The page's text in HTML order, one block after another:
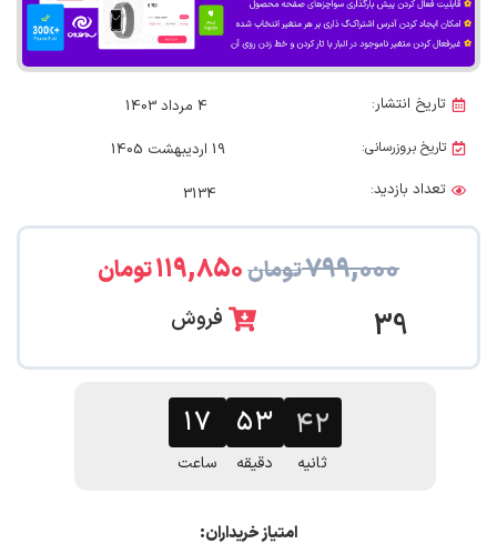
تاریخ انتشار: 4 مرداد 1403
تاریخ بروزرسانی:
19 اردیبهشت 1405
تعداد بازدید:
3134
۷۹۹,۰۰۰تومان۱۱۹,۸۵۰تومان
39 فروش
۱۷
ساعت
۵۳
دقیقه
۴۱
ثانیه
امتیاز خریداران: